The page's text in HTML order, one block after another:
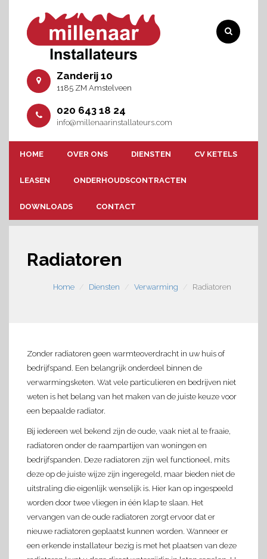
Zanderij 10
1185 ZM Amstelveen
020 643 18 24
info@millenaarinstallateurs.com
HOME OVER ONS DIENSTEN CV KETELS
LEASEN ONDERHOUDSCONTRACTEN
DOWNLOADS CONTACT
Radiatoren
Home Diensten Verwarming Radiatoren
Zonder radiatoren geen warmteoverdracht in uw huis of
bedrijfspand. Een belangrijk onderdeel binnen de
verwarmingsketen. Wat vele particulieren en bedrijven niet
weten is het belang van het maken van de juiste keuze voor
een bepaalde radiator.
Bij iedereen wel bekend zijn de oude, vaak niet al te fraaie,
radiatoren onder de raampartijen van woningen en
bedrijfspanden. Deze radiatoren zijn wel functioneel, mits
deze op de juiste wijze zijn ingeregeld, maar bieden niet de
uitstraling die eigenlijk wenselijk is. Hier kan op ingespeeld
worden door twee vliegen in één klap te slaan. Het
vervangen van de oude radiatoren zorgt ervoor dat er
nieuwe radiatoren geplaatst kunnen worden. Wanneer er
een erkende installateur bezig is met het plaatsen van deze